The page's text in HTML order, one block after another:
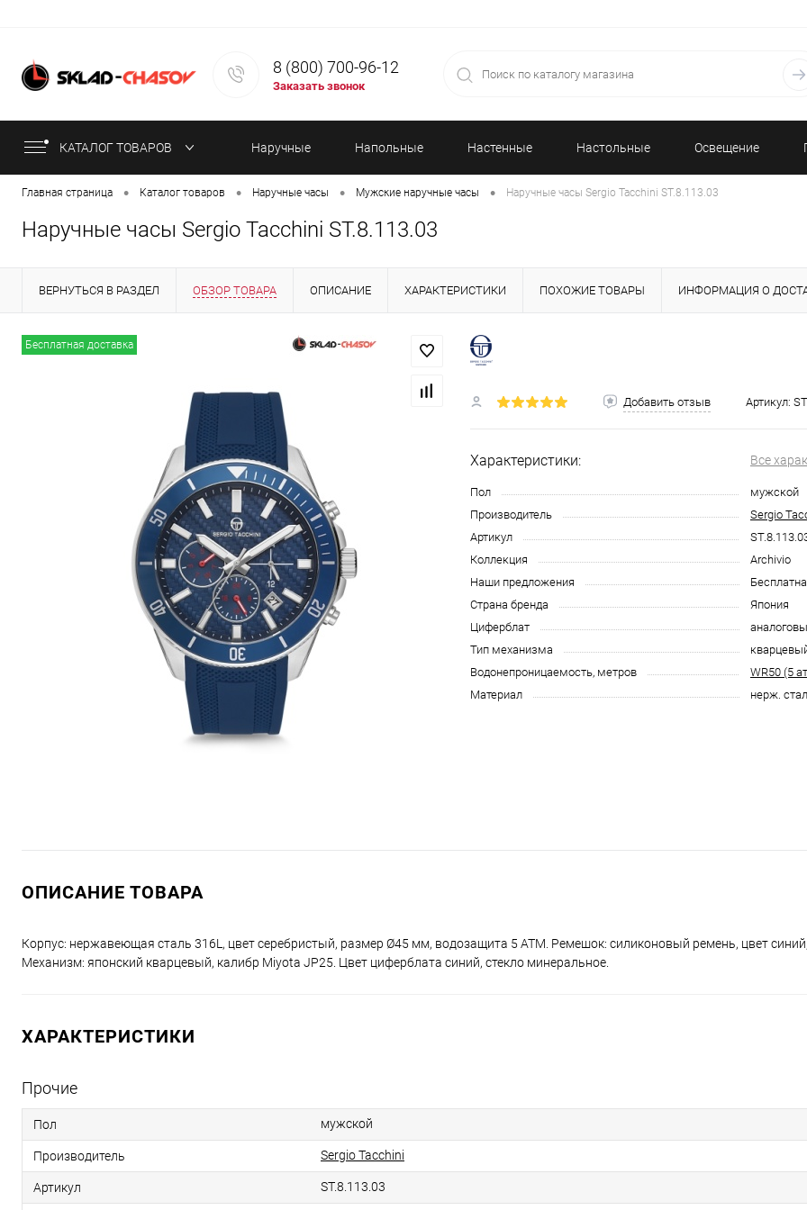
8 (800) 700-96-12
Заказать звонок
КАТАЛОГ ТОВАРОВ Наручные
часы
Напольные
часы
Настенные Настольные
часы
Освещение
Главная страница • Каталог товаров • Наручные часы • Мужские наручные часы • Наручные часы Sergio Tacchini ST.8.113.03
Наручные часы Sergio Tacchini ST.8.113.03
ВЕРНУТЬСЯ В РАЗДЕЛ ОБЗОР ТОВАРА ОПИСАНИЕ ХАРАКТЕРИСТИКИ ПОХОЖИЕ ТОВАРЫ ИНФОРМАЦИЯ О
ИНФОРМАЦИЯ ОБ ОПЛАТЕ
Бесплатная доставка
Добавить отзыв Артикул:
Характеристики: Все
Пол
мужской
Производитель
Sergio
Артикул
Коллекция
Archivio
Наши предложения
Страна бренда
Япония
Циферблат
Тип механизма
Водонепроницаемость, метров
WR50 (5
Материал
нерж.
ОПИСАНИЕ ТОВАРА
Корпус: нержавеющая сталь 316L, цвет серебристый, размер Ø45 мм, водозащита 5 ATM. Ремешок: силиконовый ремень, цвет
Механизм: японский кварцевый, калибр Miyota JP25. Цвет циферблата синий, стекло минеральное.
ХАРАКТЕРИСТИКИ
Прочие
Пол мужской
Производитель Sergio Tacchini
Артикул ST.8.113.03